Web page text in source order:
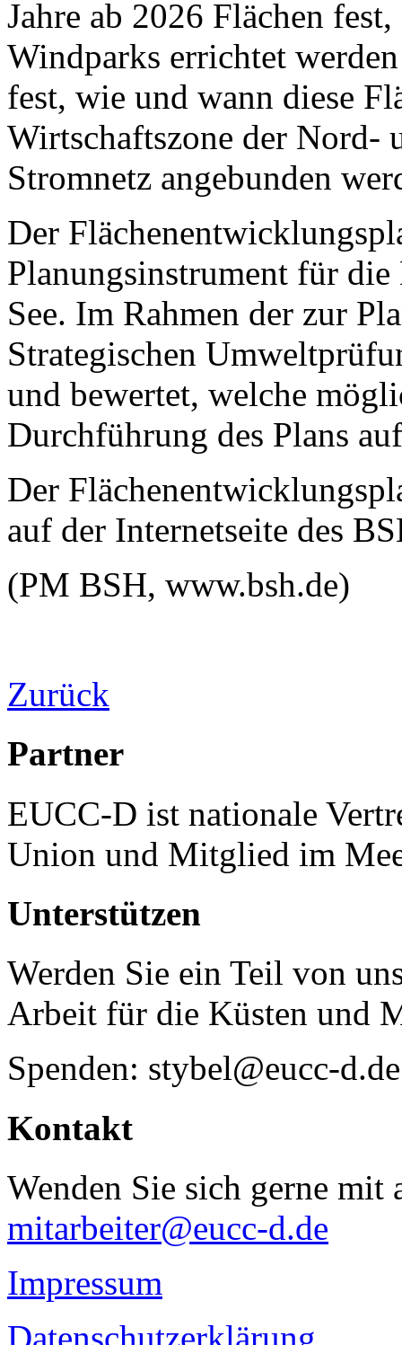
Jahre ab 2026 Flächen
Windparks errichtet
fest, wie und wann diese
Wirtschaftszone der Nord-
Stromnetz angebunden
Der
Planungsinstrument für
See. Im Rahmen der zur
Strategischen
und bewertet, welche
Durchführung des Plans
Der
auf der Internetseite des
(PM BSH, www.bsh.de)
Zurück
Partner
EUCC-D ist nationale
Union und Mitglied im
Unterstützen
Werden Sie ein Teil von
Arbeit für die Küsten und
Spenden: stybel@eucc-d.de
Kontakt
Wenden Sie sich gerne mit
mitarbeiter@eucc-d.de
Impressum
Datenschutzerklärung